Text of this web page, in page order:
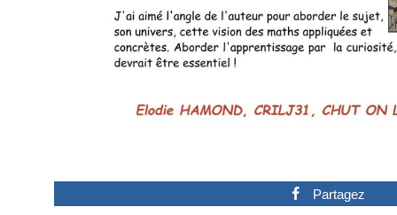
Partagez